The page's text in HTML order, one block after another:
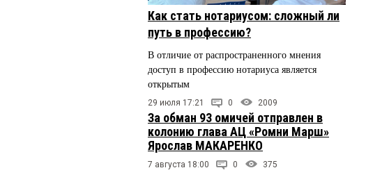
Как стать нотариусом: сложный ли
путь в профессию?
В отличие от распространенного мнения
доступ в профессию нотариуса является
открытым
29 июля 17:21 0 2009
За обман 93 омичей отправлен в
колонию глава АЦ «Ромни Марш»
Ярослав МАКАРЕНКО
7 августа 18:00 0 375